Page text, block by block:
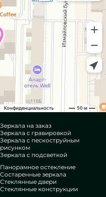
Зеркала на заказ
Зеркала с гравировкой
Зеркала с пескоструйным
рисунком
Зеркала с подсветкой
Панорамное остекление
Состаренные зеркала
Стеклянные двери
Стеклянные конструкции